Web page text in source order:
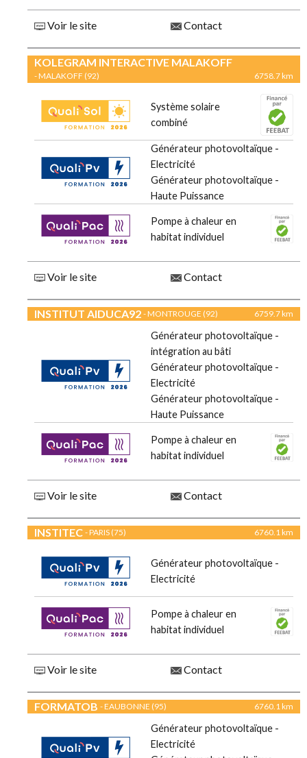
Voir le site Contact
KOLEGRAM INTERACTIVE MALAKOFF
- MALAKOFF (92) 6758.7 km
Système solaire
combiné
Générateur photovoltaïque -
Electricité
Générateur photovoltaïque -
Haute Puissance
Pompe à chaleur en
habitat individuel
Voir le site Contact
INSTITUT AIDUCA92 - MONTROUGE (92) 6759.7 km
Générateur photovoltaïque -
intégration au bâti
Générateur photovoltaïque -
Electricité
Générateur photovoltaïque -
Haute Puissance
Pompe à chaleur en
habitat individuel
Voir le site Contact
INSTITEC - PARIS (75) 6760.1 km
Générateur photovoltaïque -
Electricité
Pompe à chaleur en
habitat individuel
Voir le site Contact
FORMATOB - EAUBONNE (95) 6760.1 km
Générateur photovoltaïque -
Electricité